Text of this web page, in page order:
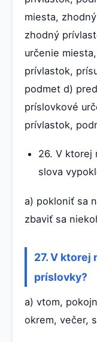
miesta,
zhodný
určenie
prívlastok,
podmet d)
príslovkové
prívlastok,
26. V ktorej
slova
a) pokloniť sa
zbaviť sa
27. V ktorej
príslovky?
a) vtom,
okrem, večer,